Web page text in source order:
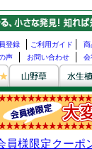
登録 ご利用ガイド 商
声
お問い合わせ 会